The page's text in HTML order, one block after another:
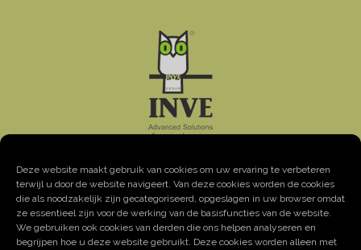
Deze website maakt gebruik van cookies om uw ervaring te verbeteren
terwijl u door de website navigeert. Van deze cookies worden de cookies
die als noodzakelijk zijn gecategoriseerd, opgeslagen in uw browser omdat
ze essentieel zijn voor de werking van de basisfuncties van de website.
We gebruiken ook cookies van derden die ons helpen analyseren en
begrijpen hoe u deze website gebruikt. Deze cookies worden alleen met
COORDONNÉES
Adresse: Oeverstraat 7 – 9200 Baasrode
Tél: +32 52 33 13 20